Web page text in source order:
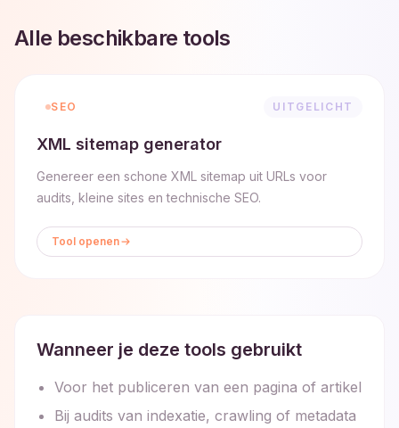
Alle beschikbare tools
SEO UITGELICHT
XML sitemap generator
Genereer een schone XML sitemap uit URLs voor
audits, kleine sites en technische SEO.
Tool openen
Wanneer je deze tools gebruikt
Voor het publiceren van een pagina of artikel
Bij audits van indexatie, crawling of metadata